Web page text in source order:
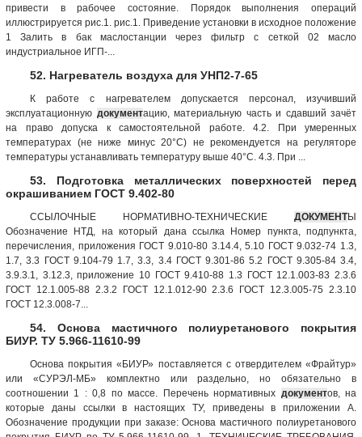
привести в рабочее состояние. Порядок выполнения операций
иллюстрируется рис.1. рис.1. Приведение установки в исходное положение
1 Залить в бак маслостанции через фильтр с сеткой 02 масло
индустриальное ИГП-...
52. Нагреватель воздуха для УНП2-7-65
К работе с нагревателем допускается персонал, изучивший
эксплуатационную документацию, материальную часть и сдавший зачёт
на право допуска к самостоятельной работе. 4.2. При умеренных
температурах (не ниже минус 20°С) не рекомендуется на регуляторе
температуры устанавливать температуру выше 40°С. 4.3. При ...
53. Подготовка металлических поверхностей перед
окрашиванием ГОСТ 9.402-80
ССЫЛОЧНЫЕ НОРМАТИВНО-ТЕХНИЧЕСКИЕ ДОКУМЕНТЫ
Обозначение НТД, на который дана ссылка Номер пункта, подпункта,
перечисления, приложения ГОСТ 9.010-80 3.14.4, 5.10 ГОСТ 9.032-74 1.3,
1.7, 3.3 ГОСТ 9.104-79 1.7, 3.3, 3.4 ГОСТ 9.301-86 5.2 ГОСТ 9.305-84 3.4,
3.9.3.1, 3.12.3, приложение 10 ГОСТ 9.410-88 1.3 ГОСТ 12.1.003-83 2.3.6
ГОСТ 12.1.005-88 2.3.2 ГОСТ 12.1.012-90 2.3.6 ГОСТ 12.3.005-75 2.3.10
ГОСТ 12.3.008-7...
54. Основа мастичного полиуретанового покрытия
БИУР. ТУ 5.966-11610-99
Основа покрытия «БИУР» поставляется с отвердителем «Фрайтур»
или «СУРЭЛ-МБ» комплектно или раздельно, но обязательно в
соотношении 1 : 0,8 по массе. Перечень нормативных документов, на
которые даны ссылки в настоящих ТУ, приведены в приложении А.
Обозначение продукции при заказе: Основа мастичного полиуретанового